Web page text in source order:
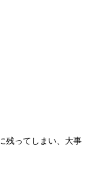
残ってしまい、大事